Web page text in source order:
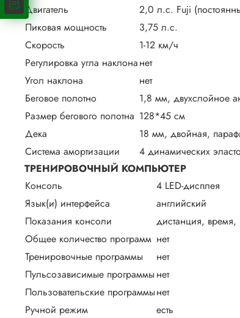
Двигатель
2,0 л.с. Fuji
Пиковая мощность
3,75 л.с.
Скорость
1-12 км/ч
Регулировка угла наклонанет
Угол наклона
нет
Беговое полотно
1,8 мм, двухслойное
Размер бегового полотна 128*45 см
Дека
18 мм, двойная,
Система амортизации
4 динамических
ТРЕНИРОВОЧНЫЙ КОМПЬЮТЕР
Консоль
4 LED-дисплея
Язык(и) интерфейса
английский
Показания консоли
дистанция, время,
Общее количество программ нет
Тренировочные программы
нет
Пульсозависимые программынет
Пользовательские программынет
Ручной режим
есть